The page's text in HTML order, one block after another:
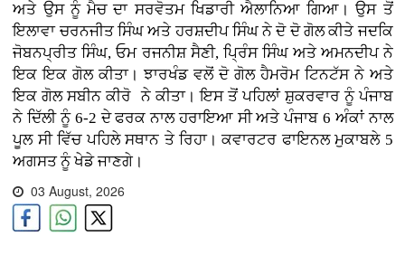
ਅਤੇ ਉਸ ਨੂੰ ਮੈਚ ਦਾ ਸਰਵੋਤਮ ਖਿਡਾਰੀ ਐਲਾਨਿਆ ਗਿਆ। ਉਸ ਤੋਂ
ਇਲਾਵਾ ਚਰਨਜੀਤ ਸਿੰਘ ਅਤੇ ਹਰਸ਼ਦੀਪ ਸਿੰਘ ਨੇ ਦੋ ਦੋ ਗੋਲ ਕੀਤੇ ਜਦਕਿ
ਜੋਬਨਪ੍ਰੀਤ ਸਿੰਘ, ਓਮ ਰਜਨੀਸ਼ ਸੈਣੀ, ਪ੍ਰਿੰਸ ਸਿੰਘ ਅਤੇ ਅਮਨਦੀਪ ਨੇ
ਇਕ ਇਕ ਗੋਲ ਕੀਤਾ। ਝਾਰਖੰਡ ਵਲੋਂ ਦੋ ਗੋਲ ਹੈਮਰੋਮ ਟਿਨਟੱਸ ਨੇ ਅਤੇ
ਇਕ ਗੋਲ ਸਬੀਨ ਕੀਰੋ ਨੇ ਕੀਤਾ। ਇਸ ਤੋਂ ਪਹਿਲਾਂ ਸ਼ੁਕਰਵਾਰ ਨੂੰ ਪੰਜਾਬ
ਨੇ ਦਿੱਲੀ ਨੂੰ 6-2 ਦੇ ਫਰਕ ਨਾਲ ਹਰਾਇਆ ਸੀ ਅਤੇ ਪੰਜਾਬ 6 ਅੰਕਾਂ ਨਾਲ
ਪੂਲ ਸੀ ਵਿੱਚ ਪਹਿਲੇ ਸਥਾਨ ਤੇ ਰਿਹਾ। ਕਵਾਰਟਰ ਫਾਇਨਲ ਮੁਕਾਬਲੇ 5
ਅਗਸਤ ਨੂੰ ਖੇਡੇ ਜਾਣਗੇ।
03 August, 2026